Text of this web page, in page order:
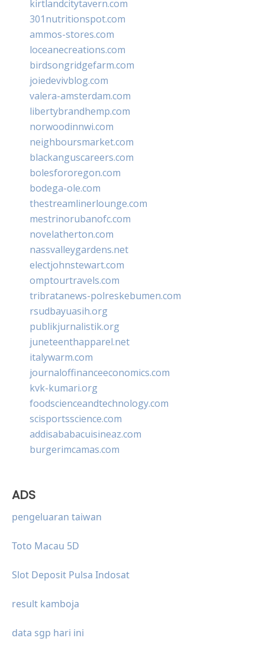
kirtlandcitytavern.com
301nutritionspot.com
ammos-stores.com
loceanecreations.com
birdsongridgefarm.com
joiedevivblog.com
valera-amsterdam.com
libertybrandhemp.com
norwoodinnwi.com
neighboursmarket.com
blackanguscareers.com
bolesfororegon.com
bodega-ole.com
thestreamlinerlounge.com
mestrinorubanofc.com
novelatherton.com
nassvalleygardens.net
electjohnstewart.com
omptourtravels.com
tribratanews-polreskebumen.com
rsudbayuasih.org
publikjurnalistik.org
juneteenthapparel.net
italywarm.com
journaloffinanceeconomics.com
kvk-kumari.org
foodscienceandtechnology.com
scisportsscience.com
addisababacuisineaz.com
burgerimcamas.com
ADS
pengeluaran taiwan
Toto Macau 5D
Slot Deposit Pulsa Indosat
result kamboja
data sgp hari ini